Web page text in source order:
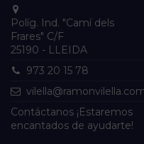
Políg. Ind. "Camí dels
Frares" C/F
25190 - LLEIDA
973 20 15 78
Contáctanos ¡Estaremos
encantados de ayudarte!